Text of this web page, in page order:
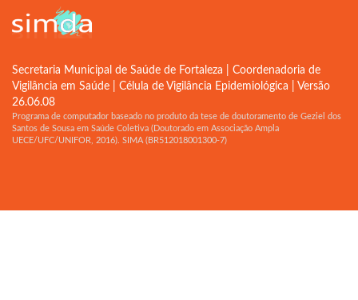
Secretaria Municipal de Saúde de Fortaleza | Coordenadoria de
Vigilância em Saúde | Célula de Vigilância Epidemiológica | Versão
26.06.08
Programa de computador baseado no produto da tese de doutoramento de Geziel dos
Santos de Sousa em Saúde Coletiva (Doutorado em Associação Ampla
UECE/UFC/UNIFOR, 2016). SIMA (BR512018001300-7)